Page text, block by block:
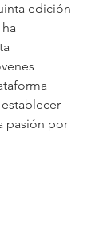
edición
pasión por